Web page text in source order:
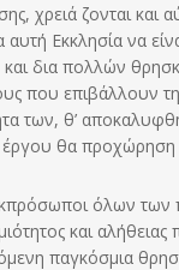
χρειά ζονται και
αυτή Εκκλησία να
δια πολλών
που επιβάλλουν
των, θ’
έργου θα
όλων
και
παγκόσμια